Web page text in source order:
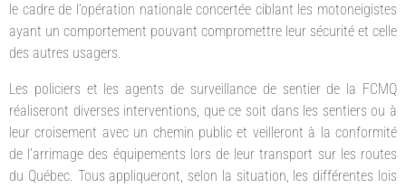
le cadre de l’opération nationale concertée ciblant les motoneigistes
ayant un comportement pouvant compromettre leur sécurité et celle
des autres usagers.
Les policiers et les agents de surveillance de sentier de la FCMQ
réaliseront diverses interventions, que ce soit dans les sentiers ou à
leur croisement avec un chemin public et veilleront à la conformité
de l’arrimage des équipements lors de leur transport sur les routes
du Québec. Tous appliqueront, selon la situation, les différentes lois